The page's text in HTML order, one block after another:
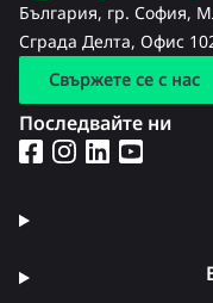
България, гр. София,
Сграда Делта, Офис
Свържете се с нас
Последвайте ни